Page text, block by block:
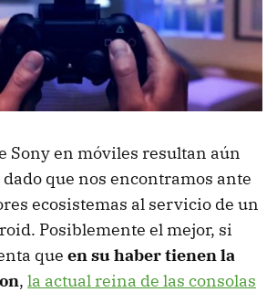
Sony en móviles resultan aún
que nos encontramos ante
ecosistemas al servicio de un
Posiblemente el mejor, si
que en su haber tienen la
, la actual reina de las consolas